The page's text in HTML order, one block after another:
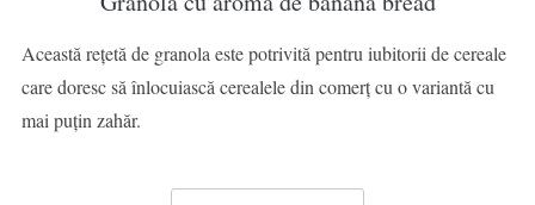
Această rețetă de granola este potrivită pentru iubitorii de cereale
care doresc să înlocuiască cerealele din comerț cu o variantă cu
mai puțin zahăr.